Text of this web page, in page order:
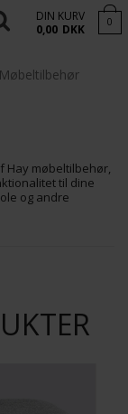
DIN KURV
0,00 DKK 0
Hay møbeltilbehør,
til dine
og andre